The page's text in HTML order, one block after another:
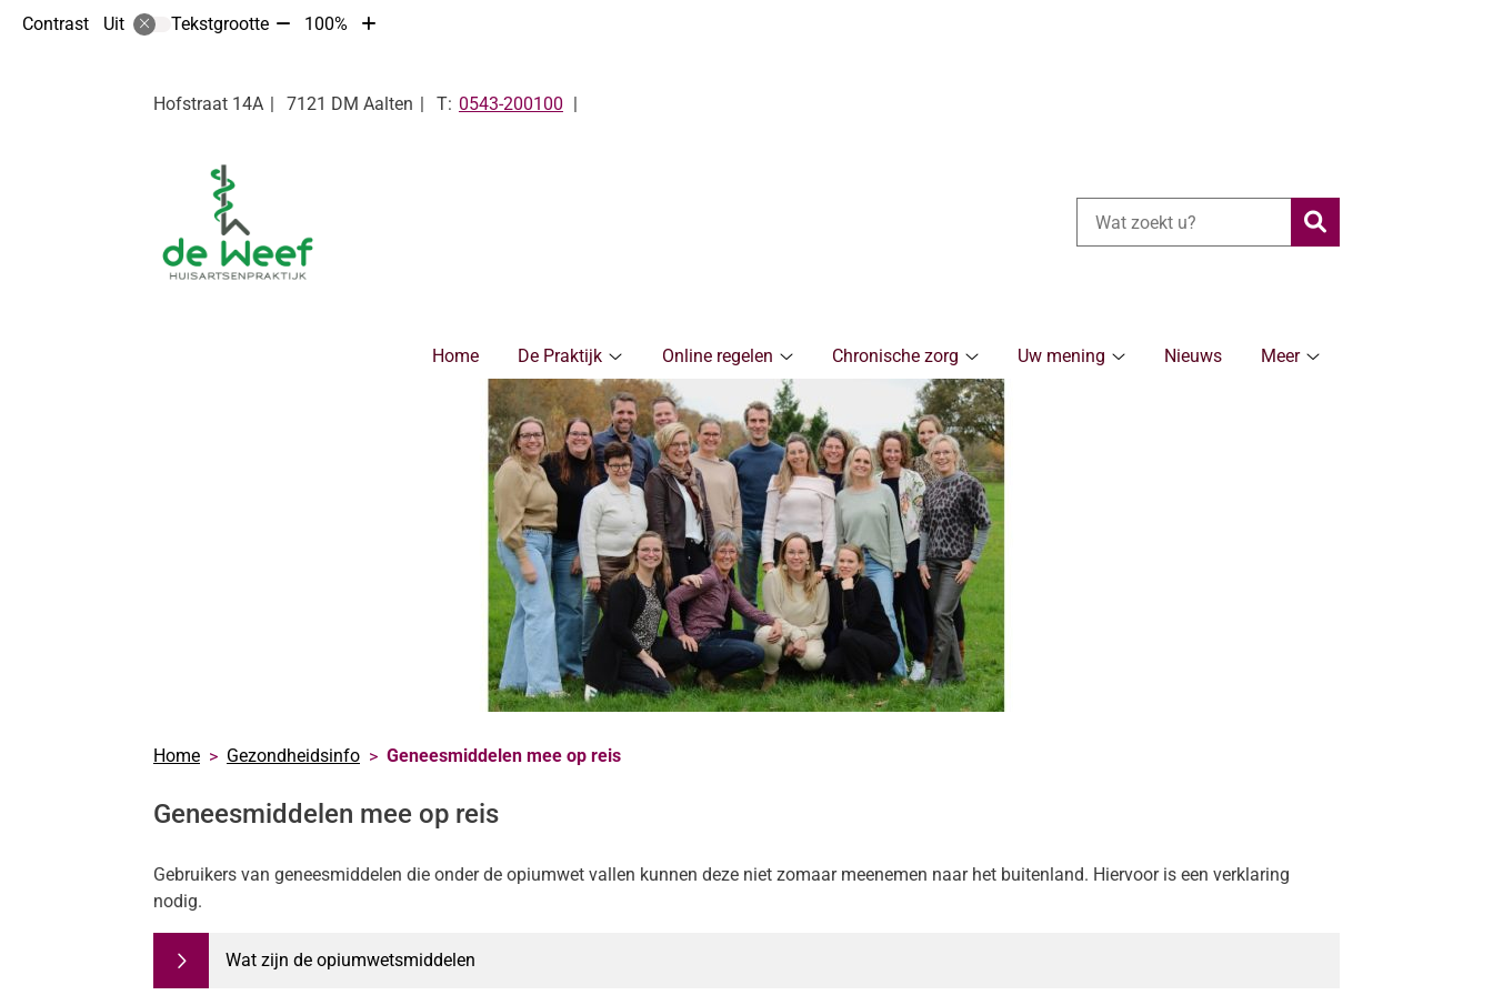
Contrast Uit Tekstgrootte Tekst
10%
100%
Tekst
10%
Hofstraat 14A 7121 DM Aalten Tel:
0543-200100
Zoeken
Home
De Praktijk
De
Praktijk
submenu
Online regelen
Online
regelen
submenu
Chronische zorg
Chronische
zorg
submenu
Uw mening
Nieuws
Meer
Home Gezondheidsinfo Geneesmiddelen mee op reis
Geneesmiddelen mee op reis
Gebruikers van geneesmiddelen die onder de opiumwet vallen kunnen deze niet zomaar meenemen naar het buitenland. Hiervoor is een verklaring
nodig.
Wat zijn de opiumwetsmiddelen